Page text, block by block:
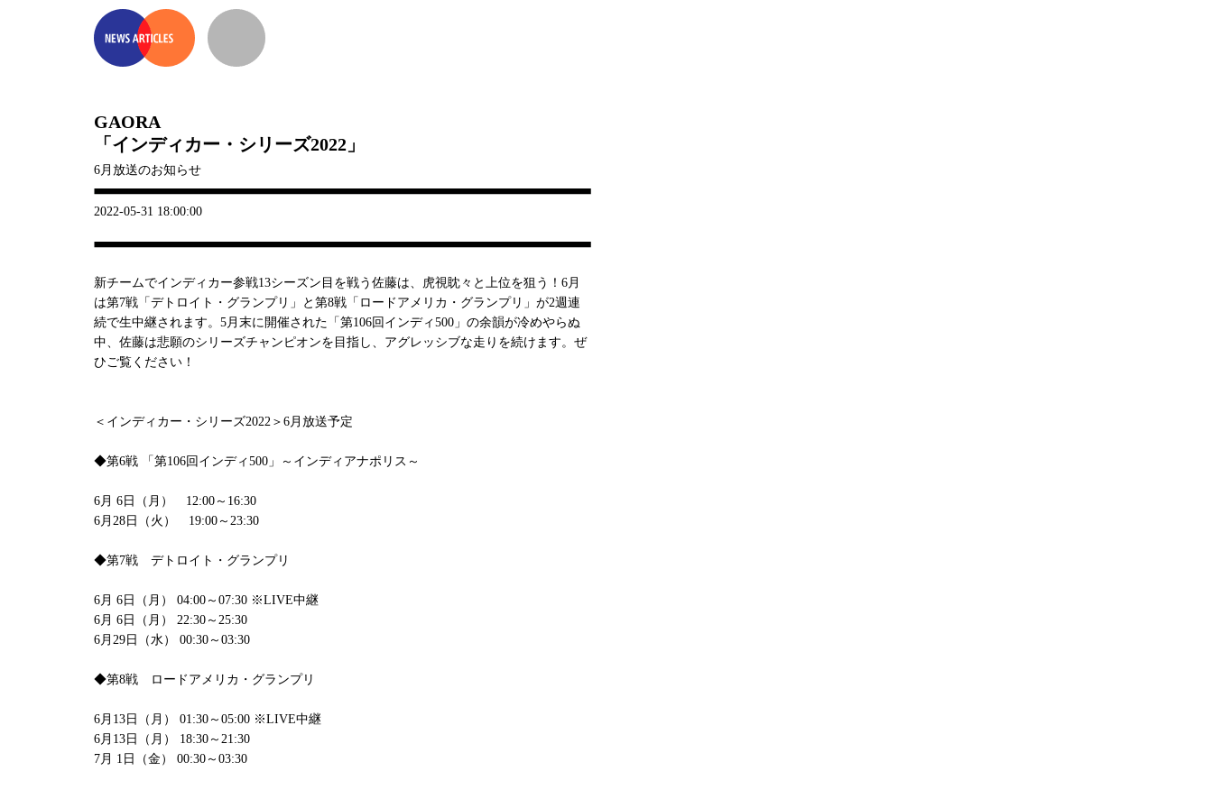
GAORA
「インディカー・シリーズ2022」
6月放送のお知らせ
2022-05-31 18:00:00
新チームでインディカー参戦13シーズン目を戦う佐藤は、虎視眈々と上位を狙う！6月
は第7戦「デトロイト・グランプリ」と第8戦「ロードアメリカ・グランプリ」が2週連
続で生中継されます。5月末に開催された「第106回インディ500」の余韻が冷めやらぬ
中、佐藤は悲願のシリーズチャンピオンを目指し、アグレッシブな走りを続けます。ぜ
ひご覧ください！
＜インディカー・シリーズ2022＞6月放送予定
◆第6戦 「第106回インディ500」～インディアナポリス～
6月 6日（月） 12:00～16:30
6月28日（火） 19:00～23:30
◆第7戦 デトロイト・グランプリ
6月 6日（月） 04:00～07:30 ※LIVE中継
6月 6日（月） 22:30～25:30
6月29日（水） 00:30～03:30
◆第8戦 ロードアメリカ・グランプリ
6月13日（月） 01:30～05:00 ※LIVE中継
6月13日（月） 18:30～21:30
7月 1日（金） 00:30～03:30